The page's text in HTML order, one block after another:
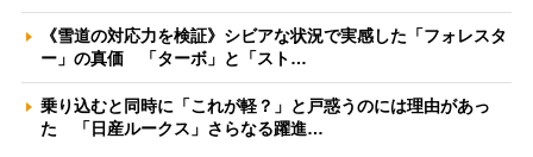
《雪道の対応力を検証》シビアな状況で実感した「フォレスタ
ー」の真価 「ターボ」と「スト…
乗り込むと同時に「これが軽？」と戸惑うのには理由があっ
た 「日産ルークス」さらなる躍進…